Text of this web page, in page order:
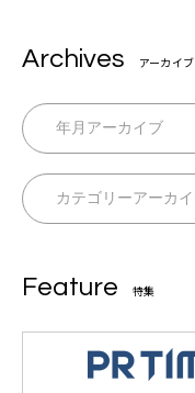
Archives アーカイブ
Feature 特集